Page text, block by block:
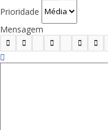
Prioridade
Mensagem